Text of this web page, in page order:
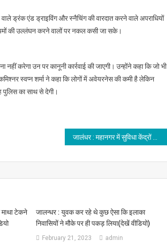
ड्रंक एंड ड्राइविंग और स्नैचिंग की वारदात करने वाले अपराधियों
की उल्लंघन करने वालों पर नकल कसी जा सके।
करेगा उन पर कानूनी कार्रवाई की जाएगी। उन्होंने कहा कि जो भी
कमिश्नर स्वप्न शर्मा ने कहा कि लोगों में अवेयरनेस की कमी है लेकिन
का साथ से देगी।
माथा टेकने
जालन्धर : युवक कर रहे थे कुछ ऐसा कि इलाका
निवासियों ने मौके पर ही पकड़ लिया(देखें वीडियो)
February 21, 2023 admin